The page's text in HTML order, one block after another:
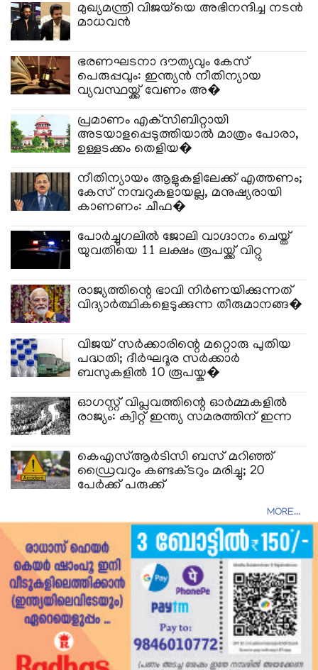
മുഖ്യമന്ത്രി വിജയ്‌യെ അഭിനന്ദിച്ച നടൻ
മാധവൻ
ഭരണഘടനാ ദൗത്യവും കേസ്
പെരുപ്പവും: ഇന്ത്യൻ നീതിന്യായ
വ്യവസ്ഥയ്ക്ക് വേണം അ�
പ്രമാണം എക്‌സിബിറ്റായി
അടയാളപ്പെടുത്തിയാൽ മാത്രം പോരാ,
ഉള്ളടക്കം തെളിയ�
നീതിന്യായം ആളുകളിലേക്ക് എത്തണം;
കേസ് നമ്പറുകളായല്ല, മനുഷ്യരായി
കാണണം: ചീഫ�
പോർച്ചുഗലിൽ ജോലി വാഗ്ദാനം ചെയ്ത്
യുവതിയെ 11 ലക്ഷം രൂപയ്ക്ക് വിറ്റു
രാജ്യത്തിന്റെ ഭാവി നിർണയിക്കുന്നത്
വിദ്യാർത്ഥികളെടുക്കുന്ന തീരുമാനങ്ങ�
വിജയ് സർക്കാരിന്റെ മറ്റൊരു പുതിയ
പദ്ധതി; ദീർഘദൂര സർക്കാർ
ബസുകളിൽ 10 രൂപയ്ക�
ഓഗസ്റ്റ് വിപ്ലവത്തിന്റെ ഓർമ്മകളിൽ
രാജ്യം: ക്വിറ്റ് ഇന്ത്യ സമരത്തിന് ഇന്ന
കെഎസ്ആർടിസി ബസ് മറിഞ്ഞ്
ഡ്രൈവറും കണ്ടക്ടറും മരിച്ചു; 20
പേർക്ക് പരുക്ക്
MORE...